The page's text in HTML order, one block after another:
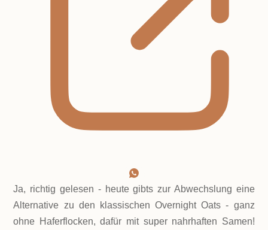
Ja, richtig gelesen - heute gibts zur Abwechslung eine
Alternative zu den klassischen Overnight Oats - ganz
ohne Haferflocken, dafür mit super nahrhaften Samen!